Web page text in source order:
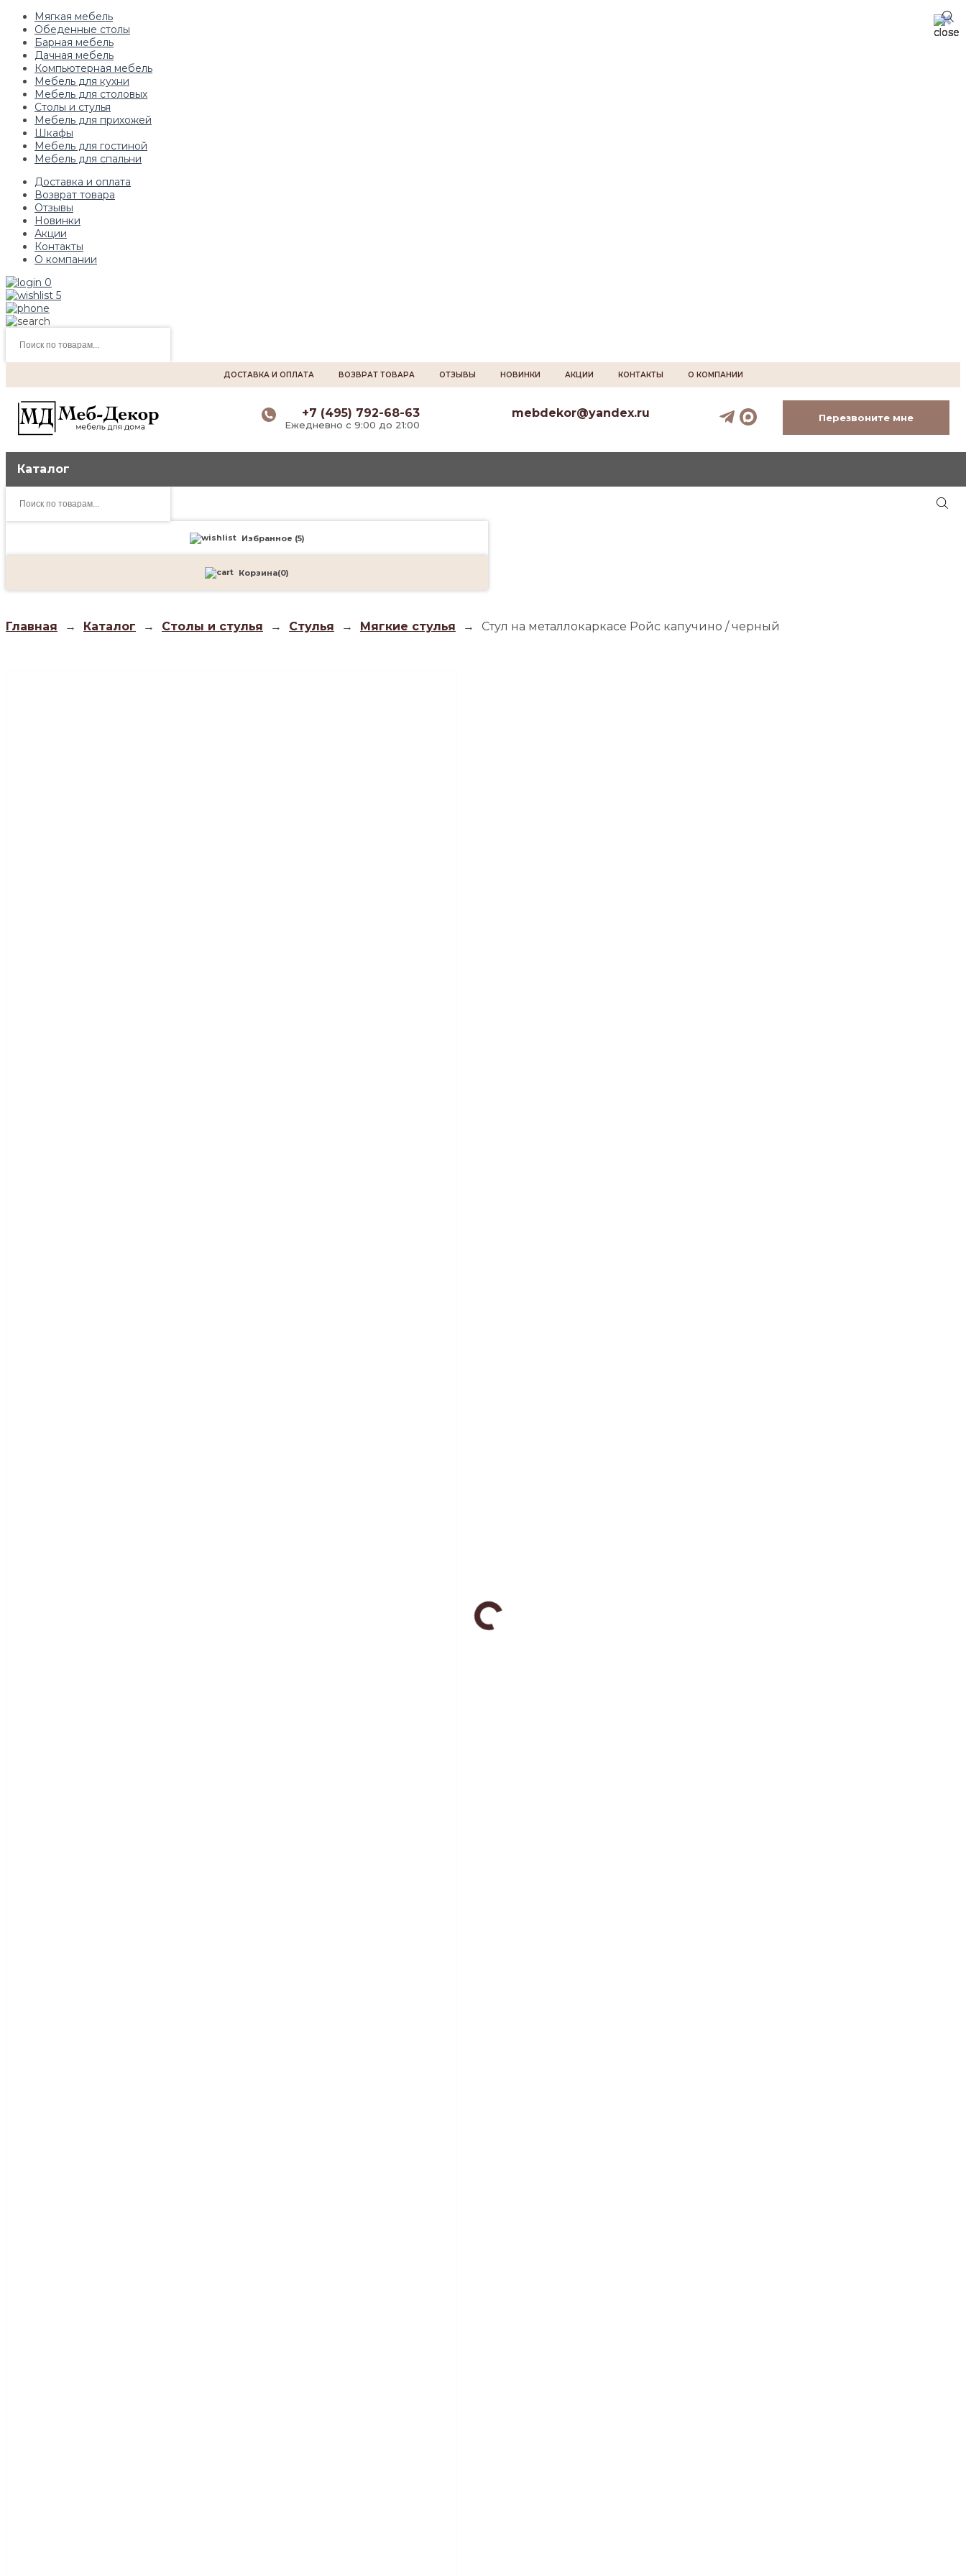
Мягкая мебель
Обеденные столы
Барная мебель
Дачная мебель
Компьютерная мебель
Мебель для кухни
Мебель для столовых
Столы и стулья
Мебель для прихожей
Шкафы
Мебель для гостиной
Мебель для спальни
Доставка и оплата
Возврат товара
Отзывы
Новинки
Акции
Контакты
О компании
0
5
товаров
ДОСТАВКА И ОПЛАТА ВОЗВРАТ ТОВАРА ОТЗЫВЫ НОВИНКИ АКЦИИ КОНТАКТЫ О КОМПАНИИ
+7 (495) 792-68-63
Ежедневно с 9:00 до 21:00
mebdekor@yandex.ru Перезвоните мне
Каталог
товаров
Избранное (5)
Корзина(0)
Главная → Каталог → Столы и стулья → Стулья → Мягкие стулья → Стул на металлокаркасе Ройс капучино / черный